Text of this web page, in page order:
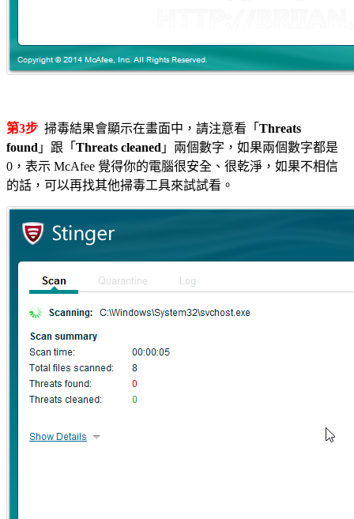
第3步 掃毒結果會顯示在畫面中，請注意看「 Threats
found 」跟「 Threats cleaned 」兩個數字，如果兩個數字都是
0，表示 McAfee 覺得你的電腦很安全、很乾淨，如果不相信
的話，可以再找其他掃毒工具來試試看。